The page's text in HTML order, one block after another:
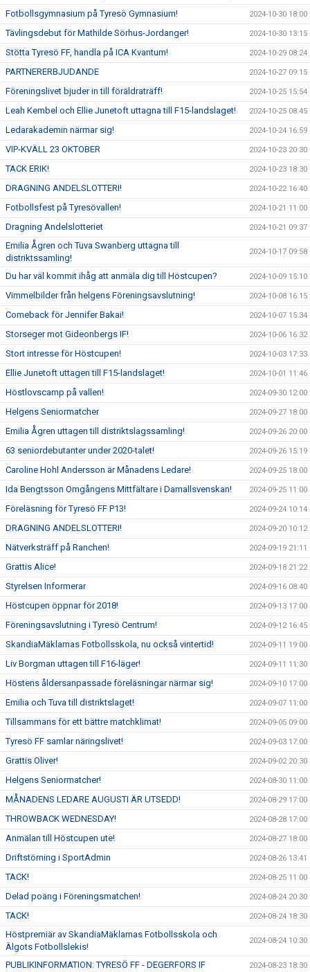
Fotbollsgymnasium på Tyresö Gymnasium! 2024-10-30 18:00
Tävlingsdebut för Mathilde Sörhus-Jordanger! 2024-10-30 13:15
Stötta Tyresö FF, handla på ICA Kvantum! 2024-10-29 08:24
PARTNERERBJUDANDE 2024-10-27 09:15
Föreningslivet bjuder in till föräldraträff! 2024-10-25 15:54
Leah Kembel och Ellie Junetoft uttagna till F15-landslaget! 2024-10-25 08:45
Ledarakademin närmar sig! 2024-10-24 16:59
VIP-KVÄLL 23 OKTOBER 2024-10-23 20:30
TACK ERIK! 2024-10-23 18:30
DRAGNING ANDELSLOTTERI! 2024-10-22 16:40
Fotbollsfest på Tyresövallen! 2024-10-21 11:00
Dragning Andelslotteriet 2024-10-21 09:37
Emilia Ågren och Tuva Swanberg uttagna till
distriktssamling!
2024-10-17 09:58
Du har väl kommit ihåg att anmäla dig till Höstcupen? 2024-10-09 15:10
Vimmelbilder från helgens Föreningsavslutning! 2024-10-08 16:15
Comeback för Jennifer Bakai! 2024-10-07 15:34
Storseger mot Gideonbergs IF! 2024-10-06 16:32
Stort intresse för Höstcupen! 2024-10-03 17:33
Ellie Junetoft uttagen till F15-landslaget! 2024-10-01 11:46
Höstlovscamp på vallen! 2024-09-30 12:00
Helgens Seniormatcher 2024-09-27 18:00
Emilia Ågren uttagen till distriktslagssamling! 2024-09-26 20:00
63 seniordebutanter under 2020-talet! 2024-09-26 15:19
Caroline Hohl Andersson är Månadens Ledare! 2024-09-25 18:00
Ida Bengtsson Omgångens Mittfältare i Damallsvenskan! 2024-09-25 11:00
Föreläsning för Tyresö FF P13! 2024-09-24 10:14
DRAGNING ANDELSLOTTERI! 2024-09-20 10:12
Nätverksträff på Ranchen! 2024-09-19 21:11
Grattis Alice! 2024-09-18 21:22
Styrelsen Informerar 2024-09-16 08:40
Höstcupen öppnar för 2018! 2024-09-13 17:00
Föreningsavslutning i Tyresö Centrum! 2024-09-12 16:45
SkandiaMäklarnas Fotbollsskola, nu också vintertid! 2024-09-11 19:00
Liv Borgman uttagen till F16-läger! 2024-09-11 11:30
Höstens åldersanpassade föreläsningar närmar sig! 2024-09-10 17:00
Emilia och Tuva till distriktslaget! 2024-09-07 11:00
Tillsammans för ett bättre matchklimat! 2024-09-05 09:00
Tyresö FF samlar näringslivet! 2024-09-03 17:00
Grattis Oliver! 2024-09-02 20:30
Helgens Seniormatcher! 2024-08-30 11:00
MÅNADENS LEDARE AUGUSTI ÄR UTSEDD! 2024-08-29 17:00
THROWBACK WEDNESDAY! 2024-08-28 17:00
Anmälan till Höstcupen ute! 2024-08-27 18:00
Driftstörning i SportAdmin 2024-08-26 13:41
TACK! 2024-08-25 11:00
Delad poäng i Föreningsmatchen! 2024-08-24 20:30
TACK! 2024-08-24 18:30
Höstpremiär av SkandiaMäklarnas Fotbollsskola och
Älgots Fotbollslekis!
2024-08-24 10:30
PUBLIKINFORMATION: TYRESÖ FF - DEGERFORS IF 2024-08-23 18:30